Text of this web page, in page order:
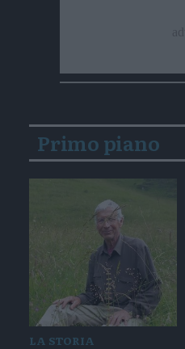
Primo piano
LA STORIA